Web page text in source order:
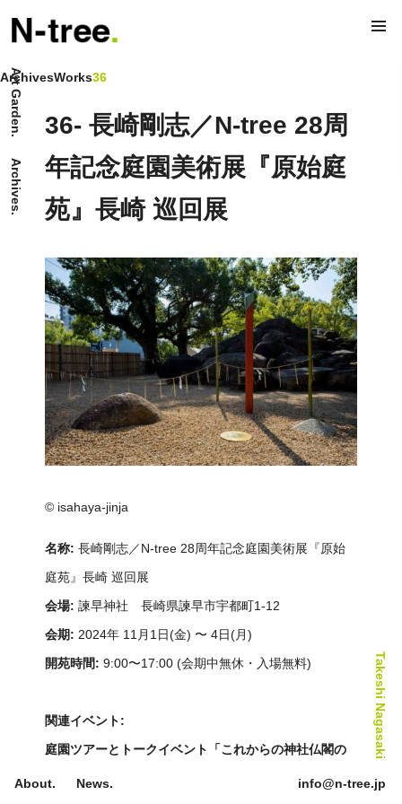
Art Garden.
Archives.
About. News. info@n-tree.jp
36- Genshi Teien in
28th Anniversary Exhibition
ArchivesWorks36
36- 長崎剛志／N-tree 28周
年記念庭園美術展『原始庭
苑』 長崎 巡回展
©︎ isahaya-jinja
名称: 長崎剛志／N-tree 28周年記念庭園美術展『原始
庭苑』長崎 巡回展
会場: 諫早神社 長崎県諫早市宇都町1-12
会期: 2024年 11月1日(金) 〜 4日(月)
開苑時間: 9:00〜17:00 (会期中無休・入場無料)
関連イベント:
庭園ツアーとトークイベント「これからの神社仏閣の
庭を考える。」
Takeshi Nagasaki